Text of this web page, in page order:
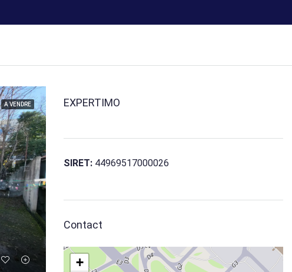
A VENDRE EXPERTIMO
SIRET:44969517000026
Contact
+